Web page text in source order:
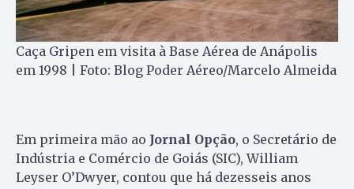
Caça Gripen em visita à Base Aérea de Anápolis
em 1998 | Foto: Blog Poder Aéreo/Marcelo Almeida
Em primeira mão ao Jornal Opção, o Secretário de
Indústria e Comércio de Goiás (SIC), William
Leyser O’Dwyer, contou que há dezesseis anos